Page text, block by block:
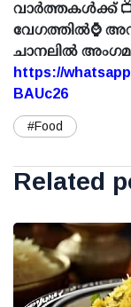
വാർത്തകൾക്ക് 📺
വേഗത്തിൽ⌚
ചാനലിൽ
https://
BAUc26
#Food
Related